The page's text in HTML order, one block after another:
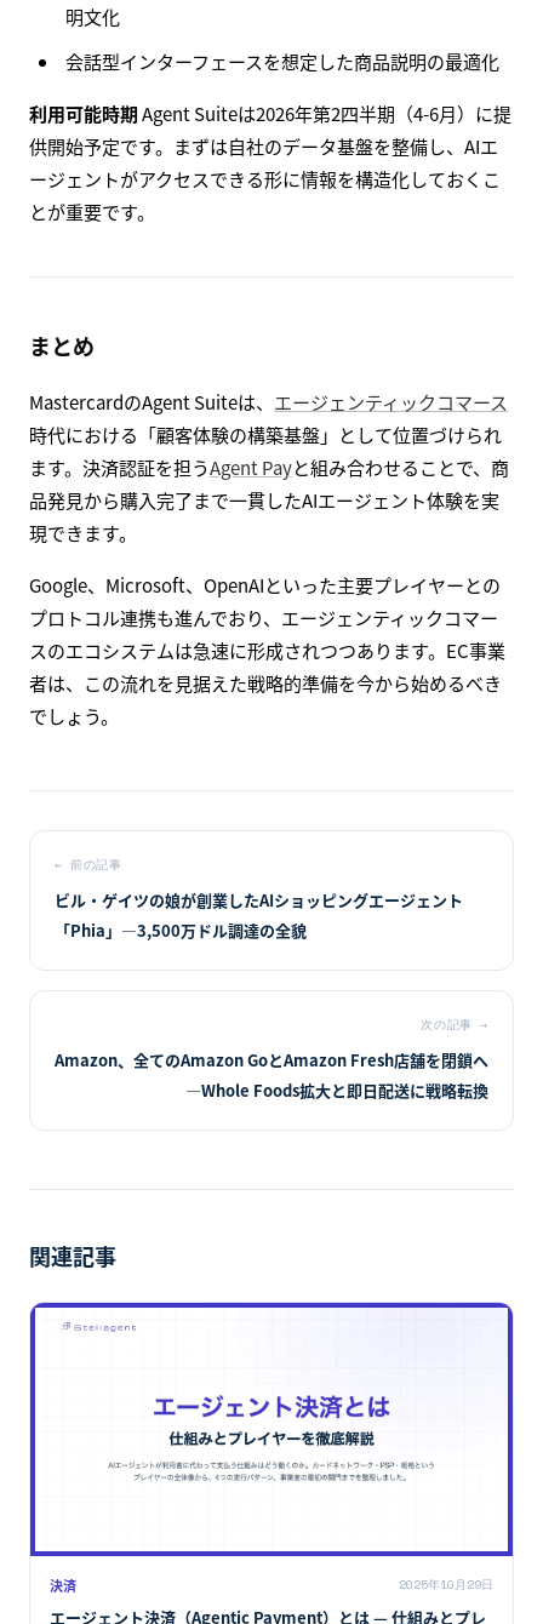
明文化
会話型インターフェースを想定した商品説明の最適化
利用可能時期Agent Suiteは2026年第2四半期（4-6月）に提
供開始予定です。まずは自社のデータ基盤を整備し、AIエ
ージェントがアクセスできる形に情報を構造化しておくこ
とが重要です。
まとめ
MastercardのAgent Suiteは、 エージェンティックコマース
時代における「顧客体験の構築基盤」として位置づけられ
ます。決済認証を担うAgent Payと組み合わせることで、商
品発見から購入完了まで一貫したAIエージェント体験を実
現できます。
Google、Microsoft、OpenAIといった主要プレイヤーとの
プロトコル連携も進んでおり、エージェンティックコマー
スのエコシステムは急速に形成されつつあります。EC事業
者は、この流れを見据えた戦略的準備を今から始めるべき
でしょう。
←前の記事
ビル・ゲイツの娘が創業したAIショッピングエージェント
「Phia」—3,500万ドル調達の全貌
次の記事 →
Amazon、全てのAmazon GoとAmazon Fresh店舗を閉鎖へ
—Whole Foods拡大と即日配送に戦略転換
関連記事
決済 2025年10月29日
エージェント決済（Agentic Payment）とは — 仕組みとプレ